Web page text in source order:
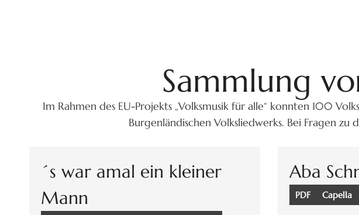
Sammlung
Im Rahmen des EU-Projekts „Volksmusik für alle“ konnten 100
Burgenländischen Volksliedwerks. Bei Fragen
´s war amal ein kleiner
Mann
Aba
PDF Capella